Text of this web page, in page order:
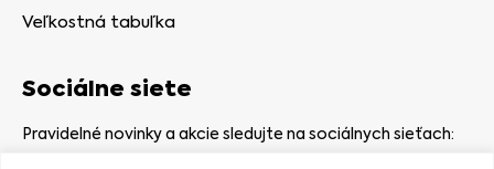
Veľkostná tabuľka
Sociálne siete
Pravidelné novinky a akcie sledujte na sociálnych sieťach: